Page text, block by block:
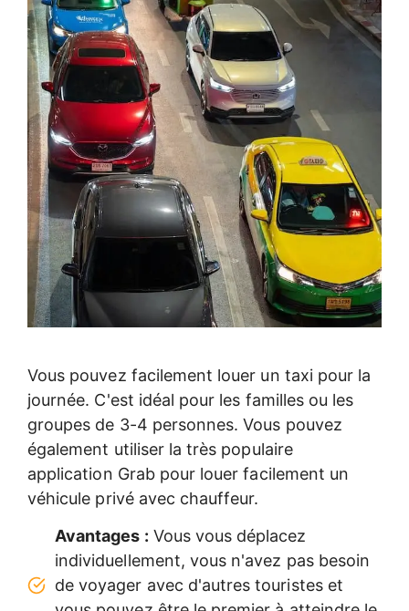
Vous pouvez facilement louer un taxi pour la
journée. C'est idéal pour les familles ou les
groupes de 3-4 personnes. Vous pouvez
également utiliser la très populaire
application Grab pour louer facilement un
véhicule privé avec chauffeur.
Avantages : Vous vous déplacez
individuellement, vous n'avez pas besoin
de voyager avec d'autres touristes et